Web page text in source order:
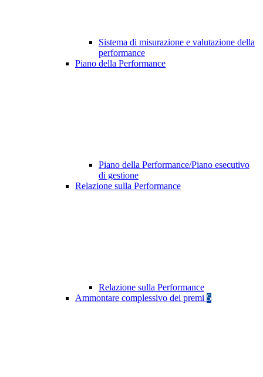
Sistema di misurazione e valutazione della
performance
Piano della Performance
Piano della Performance/Piano esecutivo
di gestione
Relazione sulla Performance
Relazione sulla Performance
Ammontare complessivo dei premi 5